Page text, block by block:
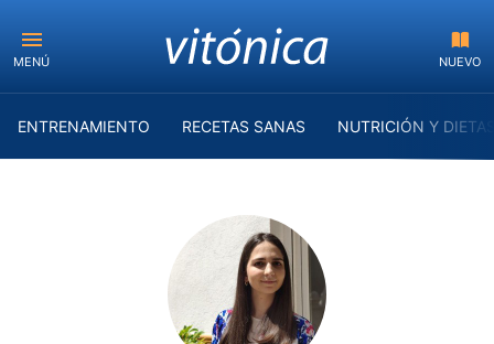
MENÚ NUEVO
ENTRENAMIENTO RECETAS SANAS NUTRICIÓN Y